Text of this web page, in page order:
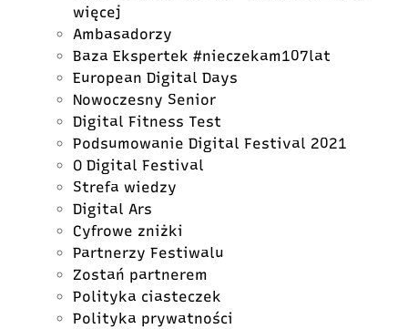
więcej
Ambasadorzy
Baza Ekspertek #nieczekam107lat
European Digital Days
Nowoczesny Senior
Digital Fitness Test
Podsumowanie Digital Festival 2021
O Digital Festival
Strefa wiedzy
Digital Ars
Cyfrowe zniżki
Partnerzy Festiwalu
Zostań partnerem
Polityka ciasteczek
Polityka prywatności